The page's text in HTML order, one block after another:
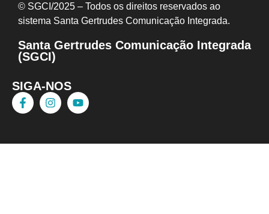
© SGCI/2025 – Todos os direitos reservados ao
sistema Santa Gertrudes Comunicação I ntegrada.
Santa Gertrudes Comunicação Integrada
(SGCI)
SIGA-NOS